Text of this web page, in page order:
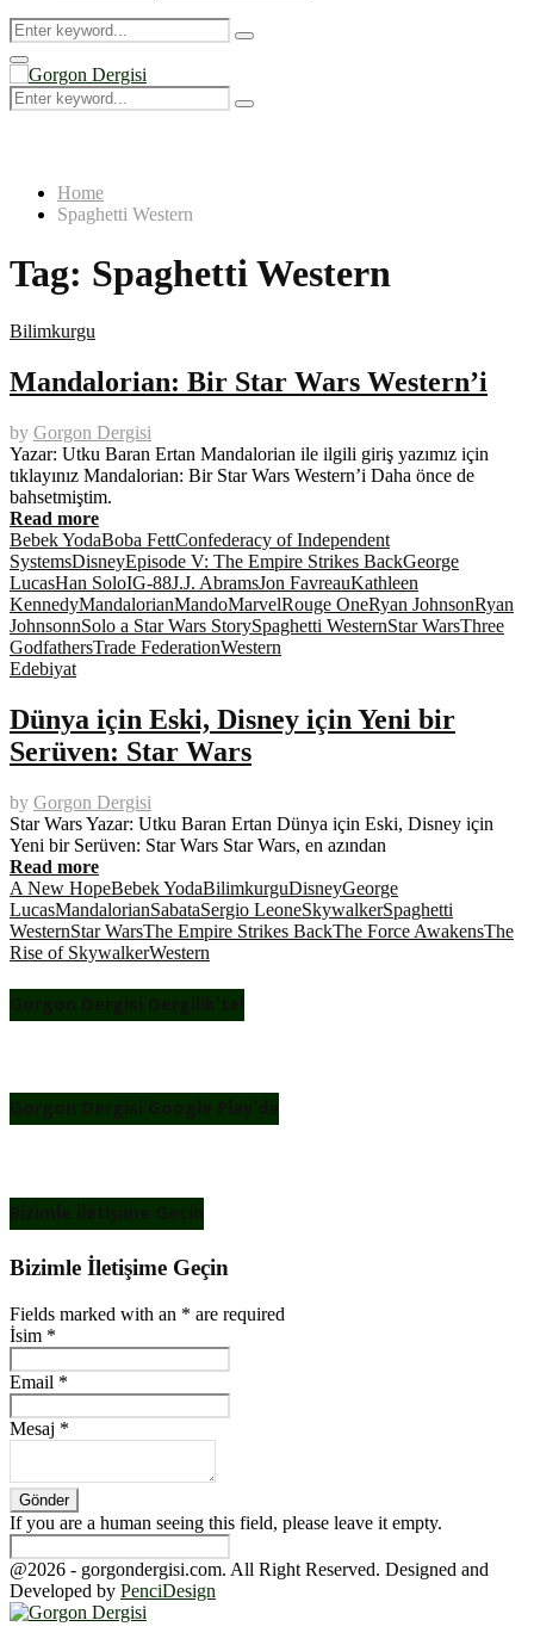
Search
for:
Search
Primary
Menu
Search
for:
Search
Home
Spaghetti Western
Tag: Spaghetti Western
Bilimkurgu
Mandalorian: Bir Star Wars Western’i
by Gorgon Dergisi
Yazar: Utku Baran Ertan Mandalorian ile ilgili giriş yazımız için
tıklayınız Mandalorian: Bir Star Wars Western’i Daha önce de
bahsetmiştim.
Read more
Bebek YodaBoba FettConfederacy of Independent
SystemsDisneyEpisode V: The Empire Strikes BackGeorge
LucasHan SoloIG-88J.J. AbramsJon FavreauKathleen
KennedyMandalorianMandoMarvelRouge OneRyan JohnsonRyan
JohnsonnSolo a Star Wars StorySpaghetti WesternStar WarsThree
GodfathersTrade FederationWestern
Edebiyat
Dünya için Eski, Disney için Yeni bir
Serüven: Star Wars
by Gorgon Dergisi
Star Wars Yazar: Utku Baran Ertan Dünya için Eski, Disney için
Yeni bir Serüven: Star Wars Star Wars, en azından
Read more
A New HopeBebek YodaBilimkurguDisneyGeorge
LucasMandalorianSabataSergio LeoneSkywalkerSpaghetti
WesternStar WarsThe Empire Strikes BackThe Force AwakensThe
Rise of SkywalkerWestern
Gorgon Dergisi Dergilik’te!
Gorgon Dergisi Google Play’de
Bizimle İletişime Geçin
Bizimle İletişime Geçin
Fields marked with an * are required
İsim *
Email *
Mesaj *
If you are a human seeing this field, please leave it empty.
@2026 - gorgondergisi.com. All Right Reserved. Designed and
Developed by PenciDesign